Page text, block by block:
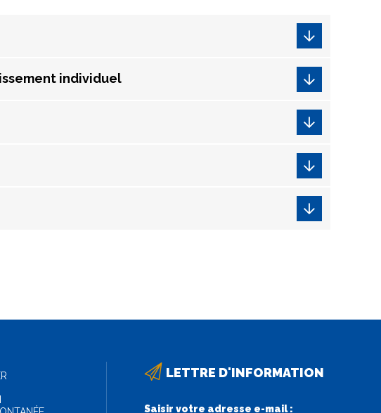
individuel
LETTRE D'INFORMATION
Saisir votre adresse e-mail :